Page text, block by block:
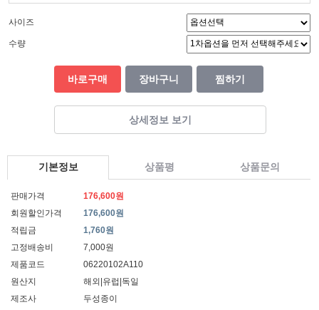
사이즈
수량
바로구매 장바구니 찜하기
상세정보 보기
기본정보 상품평 상품문의
판매가격
176,600원
회원할인가격
176,600원
적립금
1,760원
고정배송비
7,000원
제품코드
06220102A110
원산지
해외|유럽|독일
제조사
두성종이